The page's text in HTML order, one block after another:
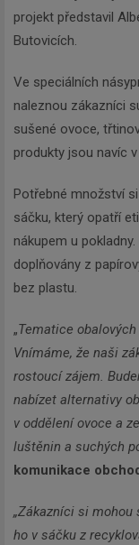
projekt představil
Butovicích.
Ve speciálních
naleznou zákazníci
sušené ovoce,
produkty jsou navíc
Potřebné množství
sáčku, který opatří
nákupem u
doplňovány z
bez plastu.
„Tematice
Vnímáme, že naši
rostoucí zájem.
nabízet alternativy
v oddělení ovoce a
luštěnin a suchých
komunikace
„Zákazníci si
ho v sáčku z